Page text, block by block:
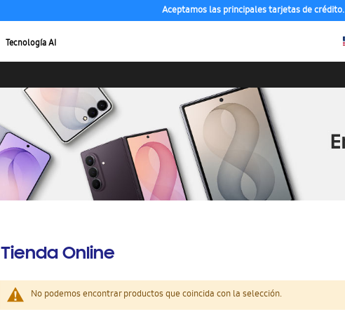
Aceptamos las principales tarjetas de crédito.
Tecnología AI
Tienda Online
No podemos encontrar productos que coincida con la selección.